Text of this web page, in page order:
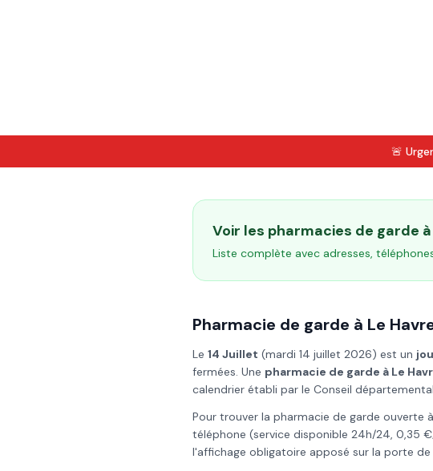
🚨
Voir les pharmacies de garde à
Liste complète avec adresses,
Pharmacie de garde à Le
Le 14 Juillet (mardi 14 juillet 2026) est un
fermées. Une pharmacie de garde à Le
calendrier établi par le Conseil
Pour trouver la pharmacie de garde ouverte à
téléphone (service disponible 24h/24, 0,35
l'affichage obligatoire apposé sur la porte